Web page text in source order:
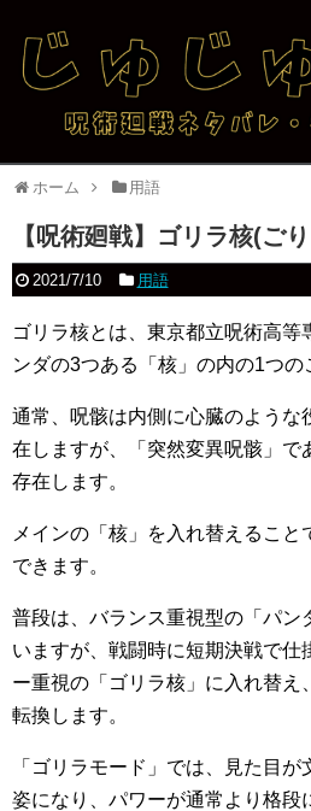
ホーム 用語
【呪術廻戦】ゴリラ核(ご
2021/7/10 用語
ゴリラ核とは、東京都立呪術高等
ンダの3つある「核」の内の1つの
通常、呪骸は内側に心臓のような
在しますが、「突然変異呪骸」で
存在します。
メインの「核」を入れ替えるこ
できます。
普段は、バランス重視型の「パン
いますが、戦闘時に短期決戦で仕
ー重視の「ゴリラ核」に入れ替え
転換します。
「ゴリラモード」では、見た目
姿になり、パワーが通常より格段